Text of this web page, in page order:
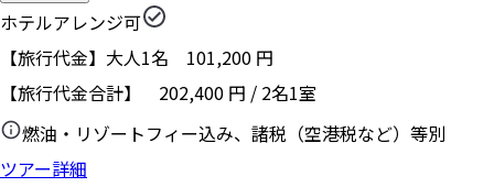
ホテルアレンジ可
【旅行代金】大人1名 101,200 円
【旅行代金合計】 202,400 円 / 2名1室
燃油・リゾートフィー込み、諸税（空港税など）等別
ツアー詳細